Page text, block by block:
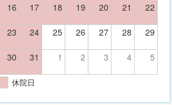
16 17 18 19 20 21 22
23 24 25 26 27 28 29
30 31 1 2 3 4 5
休院日